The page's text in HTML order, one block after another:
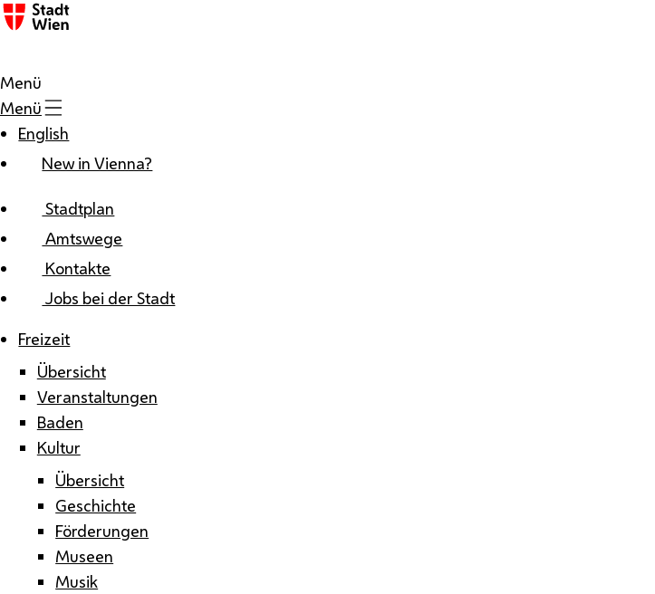
Zum Inhalt
Menü
Menü
English
New in Vienna?
Stadtplan
Amtswege
Kontakte
Jobs bei der Stadt
Freizeit
Übersicht
Veranstaltungen
Baden
Kultur
Übersicht
Geschichte
Förderungen
Museen
Musik